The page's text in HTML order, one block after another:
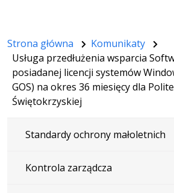
Strona główna
Komunikaty
Usługa przedłużenia wsparcia
posiadanej licencji systemów
GOS) na okres 36 miesięcy dla
Świętokrzyskiej
Standardy ochrony małoletnich
Kontrola zarządcza